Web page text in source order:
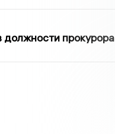
прокурора